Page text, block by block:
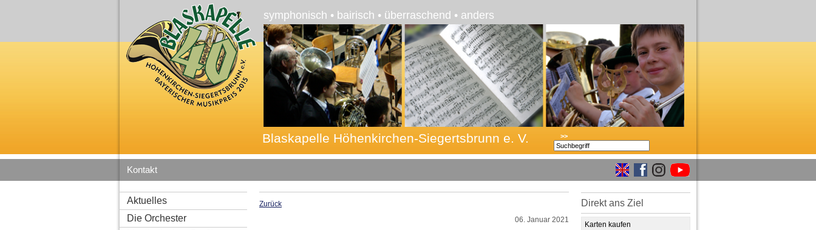
symphonisch • bairisch • überraschend • anders
Blaskapelle Höhenkirchen-Siegertsbrunn e. V. >>
Kontakt
Direkt ans Ziel
Karten kaufen
Aktuelles
Die Orchester
Zurück
06. Januar 2021